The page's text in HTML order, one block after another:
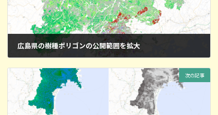
広島県の樹種ポリゴンの公開範囲を拡大
次の記事